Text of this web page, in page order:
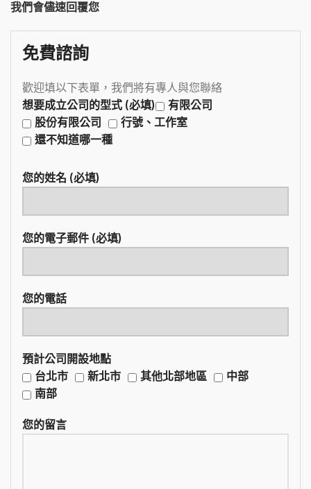
我們會儘速回覆您
免費諮詢
歡迎填以下表單，我們將有專人與您聯絡
想要成立公司的型式 (必填)
有限公司
股份有限公司
行號、工作室
還不知道哪一種
您的姓名 (必填)
您的電子郵件 (必填)
您的電話
預計公司開設地點
台北市
新北市 其他北部地區
中部
南部
您的留言